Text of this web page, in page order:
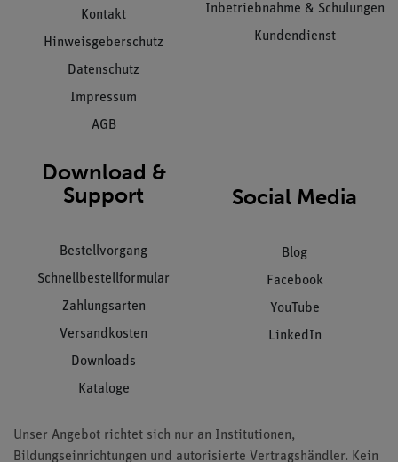
Kontakt
Hinweisgeberschutz
Datenschutz
Impressum
AGB
Inbetriebnahme & Schulungen
Kundendienst
Download &
Support
Bestellvorgang
Schnellbestellformular
Zahlungsarten
Versandkosten
Downloads
Kataloge
Social Media
Blog
Facebook
YouTube
LinkedIn
Unser Angebot richtet sich nur an Institutionen,
Bildungseinrichtungen und autorisierte Vertragshändler. Kein